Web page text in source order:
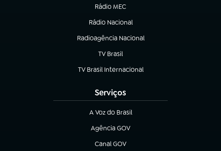
Rádio MEC
Rádio Nacional
(abre em nova aba)
Radioagência Nacional
(abre em nova aba)
TV Brasil
(abre em nova aba)
TV Brasil Internacional
(abre em nova aba)
Serviços
A Voz do Brasil
(abre em nova aba)
Agência GOV
(abre em nova aba)
Canal GOV
(abre em nova aba)